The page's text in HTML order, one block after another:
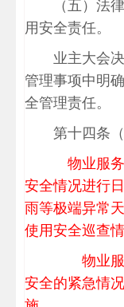
（五）法
用安全责任。
业主大会
管理事项中明
全管理责任。
第十四条
物业服务
安全情况进行
雨等极端异常
使用安全巡查
物业服
安全的紧急情